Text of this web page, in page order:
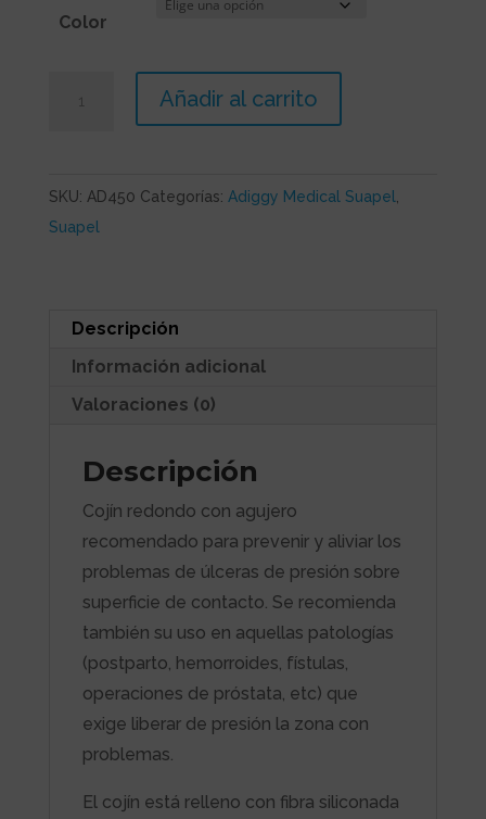
Color
cantidad
Añadir al carrito
SKU: AD450 Categorías: Adiggy Medical Suapel,
Suapel
Descripción
Información adicional
Valoraciones (0)
Descripción
Cojín redondo con agujero
recomendado para prevenir y aliviar los
problemas de úlceras de presión sobre
superficie de contacto. Se recomienda
también su uso en aquellas patologías
(postparto, hemorroides, fístulas,
operaciones de próstata, etc) que
exige liberar de presión la zona con
problemas.
El cojín está relleno con fibra siliconada